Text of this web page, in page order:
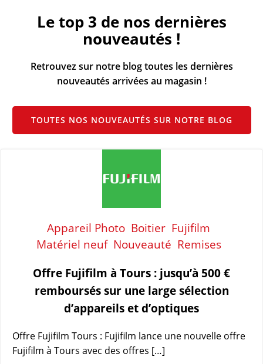
Le top 3 de nos dernières
nouveautés !
Retrouvez sur notre blog toutes les dernières
nouveautés arrivées au magasin !
TOUTES NOS NOUVEAUTÉS SUR NOTRE BLOG
Appareil Photo Boitier Fujifilm
Matériel neuf Nouveauté Remises
Offre Fujifilm à Tours : jusqu’à 500 €
remboursés sur une large sélection
d’appareils et d’optiques
Offre Fujifilm Tours : Fujifilm lance une nouvelle offre
Fujifilm à Tours avec des offres […]